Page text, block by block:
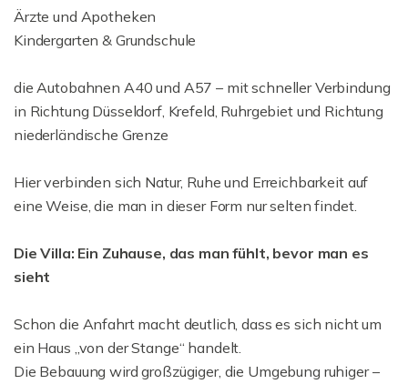
Ärzte und Apotheken
Kindergarten & Grundschule
die Autobahnen A40 und A57 – mit schneller Verbindung
in Richtung Düsseldorf, Krefeld, Ruhrgebiet und Richtung
niederländische Grenze
Hier verbinden sich Natur, Ruhe und Erreichbarkeit auf
eine Weise, die man in dieser Form nur selten findet.
Die Villa: Ein Zuhause, das man fühlt, bevor man es
sieht
Schon die Anfahrt macht deutlich, dass es sich nicht um
ein Haus „von der Stange“ handelt.
Die Bebauung wird großzügiger, die Umgebung ruhiger –